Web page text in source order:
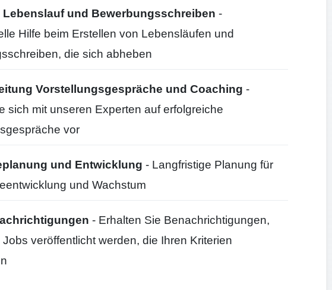
Lebenslauf und Bewerbungsschreiben -
Hilfe beim Erstellen von Lebensläufen und
die sich abheben
Vorstellungsgespräche und Coaching -
sich mit unseren Experten auf erfolgreiche
vor
und Entwicklung - Langfristige Planung für
und Wachstum
- Erhalten Sie Benachrichtigungen,
veröffentlicht werden, die Ihren Kriterien